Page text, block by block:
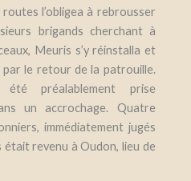
routes l’obligea à rebrousser
brigands cherchant à
Meuris s’y réinstalla et
par le retour de la patrouille.
préalablement prise
un accrochage. Quatre
immédiatement jugés
revenu à Oudon, lieu de